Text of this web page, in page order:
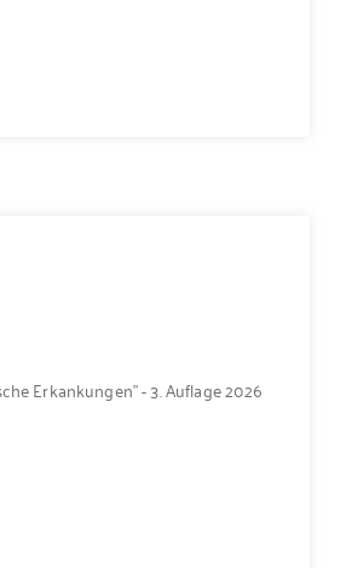
Erkankungen" - 3. Auflage 2026